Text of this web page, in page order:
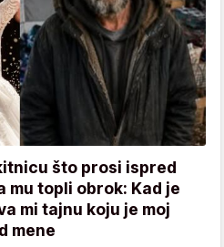
što prosi ispred
mu topli obrok: Kad je
mi tajnu koju je moj
mene